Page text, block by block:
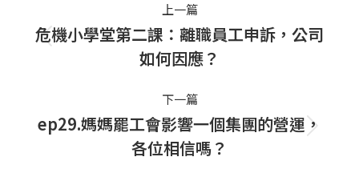
navigation
上一篇
上
一
篇
文
章：
危機小學堂第二課：離職員工申訴，公司
如何因應？
下一篇
下
一
ep29.媽媽罷工會影響一個集團的營運，
各位相信嗎？